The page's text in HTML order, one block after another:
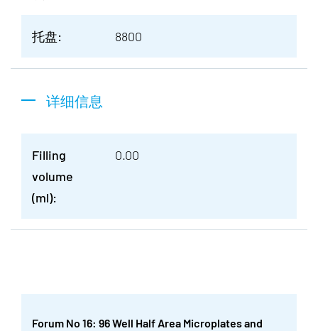
托盘: 8800
详细信息
Filling
volume
(ml):
0.00
Forum No 16: 96 Well Half Area Microplates and